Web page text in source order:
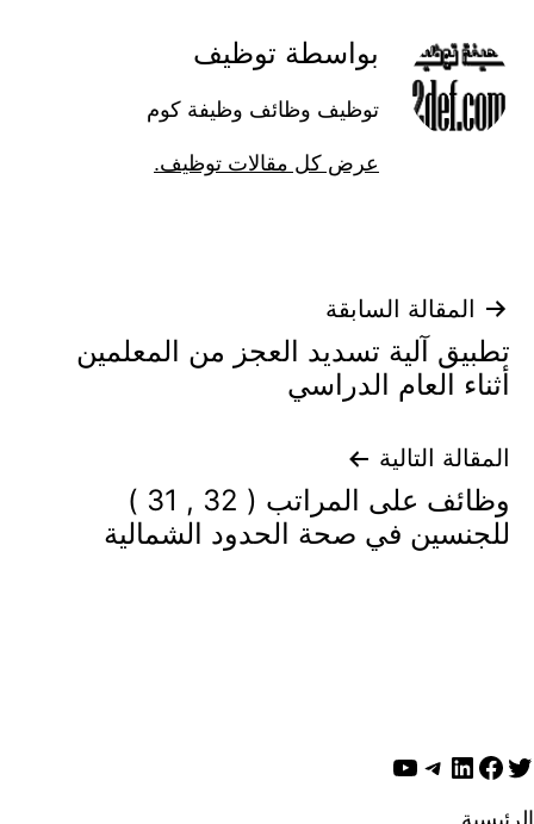
بواسطة توظيف
توظيف وظائف وظيفة كوم
عرض كل مقالات توظيف.
تصفّح
المقالات
المقالة السابقة
تطبيق آلية تسديد العجز من المعلمين
أثناء العام الدراسي
المقالة التالية
وظائف على المراتب ( 32 , 31 )
للجنسين في صحة الحدود الشمالية
تويترفيسبوك
لينكد إن تيليجرام
يوتيوب
الرئيسية